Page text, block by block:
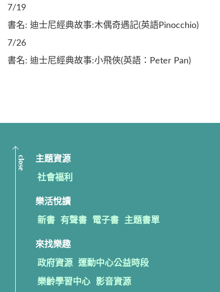
7/19
書名: 迪士尼經典故事:木偶奇遇記(英語Pinocchio)
7/26
書名: 迪士尼經典故事:小飛俠(英語：Peter Pan)
close 主題資源
社會福利
樂活悅讀
新書 有聲書 電子書 主題書單
來找樂趣
政府資源 運動中心公益時段
樂齡學習中心 影音資源